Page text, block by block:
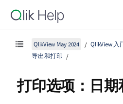
QlikView May 2024 QlikView 入
导出和打印
打印选项：日期